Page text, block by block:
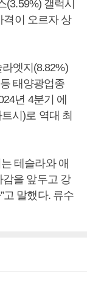
갤럭시
격이 오르자 상
엣지(8.82%)
태양광업종
년 4분기 에
시)로 역대 최
테슬라와 애
을 앞두고 강
고 말했다. 류수